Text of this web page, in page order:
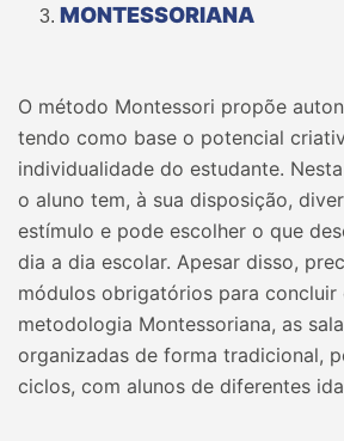
MONTESSORIANA
O método Montessori propõe
tendo como base o potencial
individualidade do estudante.
o aluno tem, à sua disposição,
estímulo e pode escolher o que
dia a dia escolar. Apesar disso,
módulos obrigatórios para concluir
metodologia Montessoriana, as
organizadas de forma tradicional,
ciclos, com alunos de diferentes